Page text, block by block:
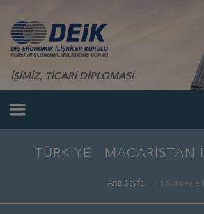
İŞİMİZ, TİCARİ DİPLOMASİ
TÜRKİYE - MACARİSTAN
Ana Sayfa İş Konseyleri